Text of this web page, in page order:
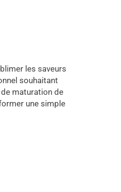
les saveurs
souhaitant
maturation de
une simple